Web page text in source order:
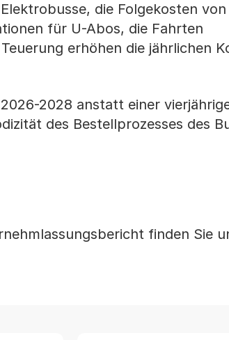
die Folgekosten von
für U-Abos, die Fahrten
erhöhen die jährlichen
2028 anstatt einer
des Bestellprozesses des
finden Sie